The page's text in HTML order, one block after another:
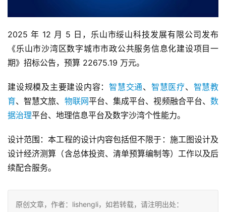
2025 年 12 月 5 日，乐山市绥山科技发展有限公司发布
《乐山市沙湾区数字城市市政公共服务信息化建设项目一
期》招标公告，预算 22675.19 万元。
建设规模及主要建设内容： 智慧交通、 智慧医疗、 智慧教
育、智慧文旅、 物联网平台、集成平台、视频融合平台、数
据治理平台、地理信息平台及数字沙湾个性能力。
设计范围：本工程的设计内容包括但不限于：施工图设计及
设计经济测算（含总体投资、清单预算编制等）工作以及后
续配合服务。
原创文章，作者：lishengli，如若转载，请注明出处：